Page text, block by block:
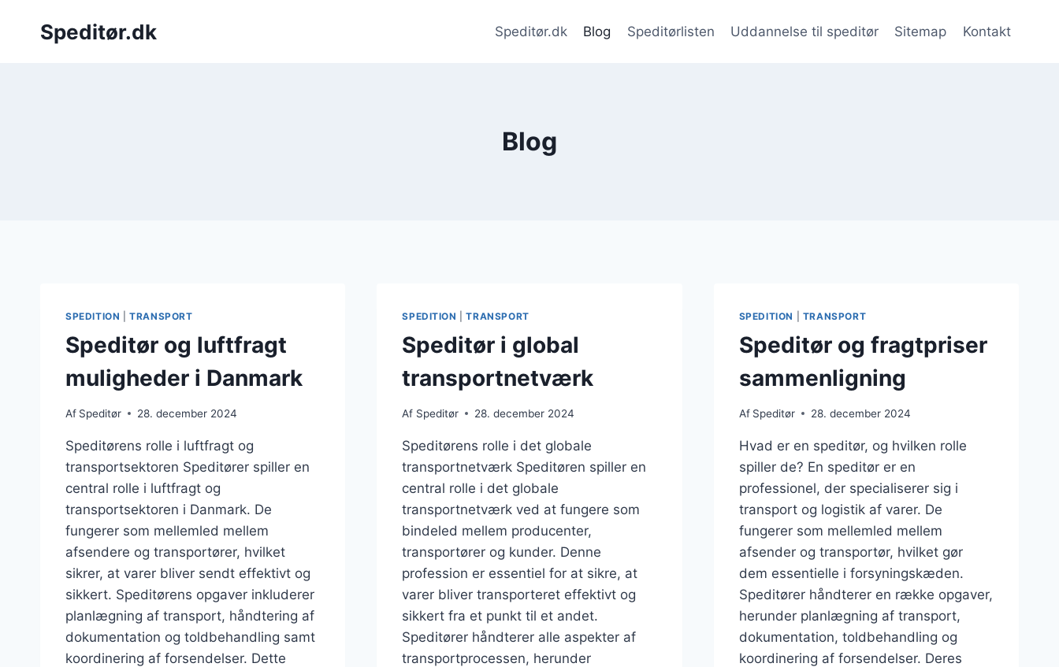
Speditør.dk Speditør.dk Blog Speditørlisten Uddannelse til speditør Sitemap Kontakt
Blog
SPEDITION |TRANSPORT
Speditør og luftfragt
muligheder i Danmark
Af Speditør 28. december 2024
Speditørens rolle i luftfragt og
transportsektoren Speditører spiller en
central rolle i luftfragt og
transportsektoren i Danmark. De
fungerer som mellemled mellem
afsendere og transportører, hvilket
sikrer, at varer bliver sendt effektivt og
sikkert. Speditørens opgaver inkluderer
planlægning af transport, håndtering af
dokumentation og toldbehandling samt
koordinering af forsendelser. Dette
SPEDITION |TRANSPORT
Speditør i global
transportnetværk
Af Speditør 28. december 2024
Speditørens rolle i det globale
transportnetværk Speditøren spiller en
central rolle i det globale
transportnetværk ved at fungere som
bindeled mellem producenter,
transportører og kunder. Denne
profession er essentiel for at sikre, at
varer bliver transporteret effektivt og
sikkert fra et punkt til et andet.
Speditører håndterer alle aspekter af
transportprocessen, herunder
SPEDITION TRANSPORT
Speditør og fragtpriser
sammenligning
Af Speditør 28. december 2024
Hvad er en speditør, og hvilken rolle
spiller de? En speditør er en
professionel, der specialiserer sig i
transport og logistik af varer. De
fungerer som mellemled mellem
afsender og transportør, hvilket gør
dem essentielle i forsyningskæden.
Speditører håndterer en række opgaver,
herunder planlægning af transport,
dokumentation, toldbehandling og
koordinering af forsendelser. Deres